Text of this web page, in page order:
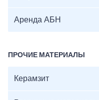
Аренда АБН
ПРОЧИЕ МАТЕРИАЛЫ
Керамзит